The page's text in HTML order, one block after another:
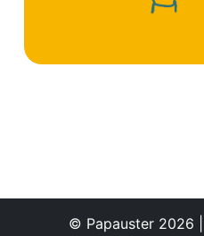
© Papauster 2026